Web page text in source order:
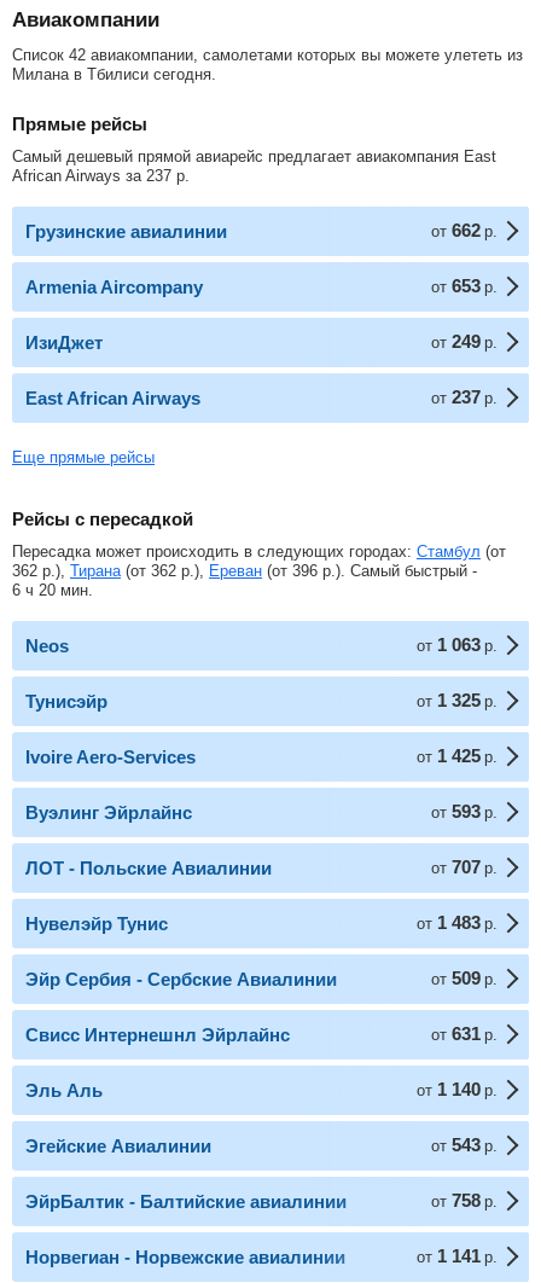
Авиакомпании
Список 42 авиакомпании, самолетами которых вы можете улететь из
Милана в Тбилиси сегодня.
Прямые рейсы
Самый дешевый прямой авиарейс предлагает авиакомпания East
African Airways за 237 р
Грузинские авиалинии от 662 р.
Armenia Aircompany от 653 р.
ИзиДжет от 249 р.
East African Airways от 237 р.
Еще прямые рейсы
Рейсы с пересадкой
Пересадка может происходить в следующих городах: Стамбул (от
362 р. ), Тирана (от 362 р. ), Ереван (от 396 р. ). Самый быстрый -
6 ч 20 мин.
Neos от 1 063 р.
Тунисэйр от 1 325 р.
Ivoire Aero-Services от 1 425 р.
Вуэлинг Эйрлайнс от 593 р.
ЛОТ - Польские Авиалинии от 707 р.
Нувелэйр Тунис от 1 483 р.
Эйр Сербия - Сербские Авиалинии от 509 р.
Свисс Интернешнл Эйрлайнс от 631 р.
Эль Аль от 1 140 р.
Эгейские Авиалинии от 543 р.
ЭйрБалтик - Балтийские авиалинии от 758 р.
Норвегиан - Норвежские авиалинии от 1 141 р.